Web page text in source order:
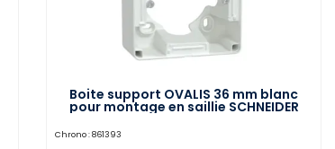
Boite support OVALIS 36 mm blanc
pour montage en saillie SCHNEIDER
ELECTRIC S320762
Chrono :861393